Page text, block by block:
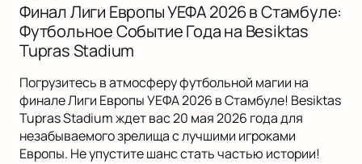
Финал Лиги Европы УЕФА 2026 в Стамбуле:
Футбольное Событие Года на Besiktas
Tupras Stadium
Погрузитесь в атмосферу футбольной магии на
финале Лиги Европы УЕФА 2026 в Стамбуле! Besiktas
Tupras Stadium ждет вас 20 мая 2026 года для
незабываемого зрелища с лучшими игроками
Европы. Не упустите шанс стать частью истории!